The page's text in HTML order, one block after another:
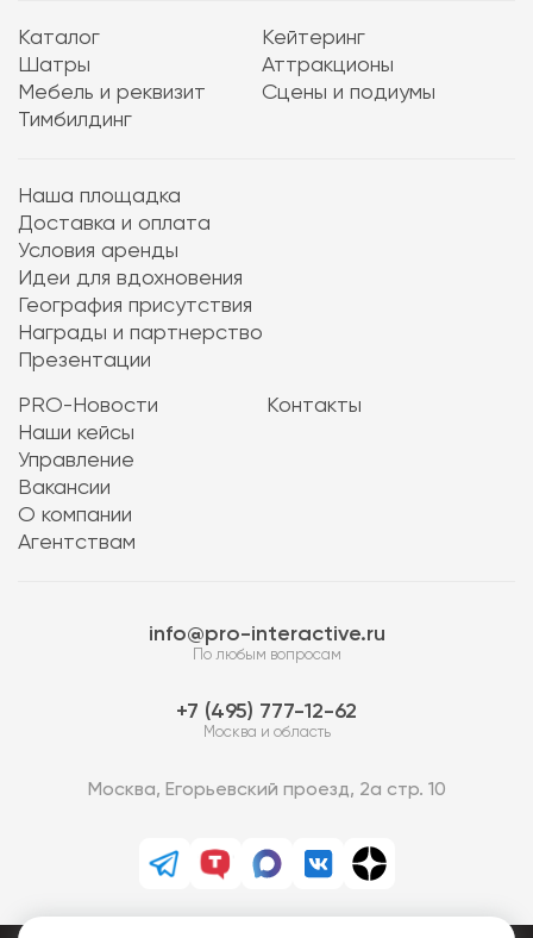
Каталог
Кейтеринг
Шатры
Аттракционы
Мебель и реквизит
Сцены и подиумы
Тимбилдинг
Наша площадка
Доставка и оплата
Условия аренды
Идеи для вдохновения
География присутствия
Награды и партнерство
Презентации
PRO-Новости
Наши кейсы
Управление
Вакансии
О компании
Агентствам
Контакты
info@pro-interactive.ru
По любым вопросам
7 (495) 777-12-62
Москва и область
Москва, Егорьевский проезд, 2а стр. 10